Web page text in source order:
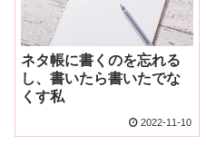
ネタ帳に書くのを忘れる
し、書いたら書いたでな
くす私
2022-11-10